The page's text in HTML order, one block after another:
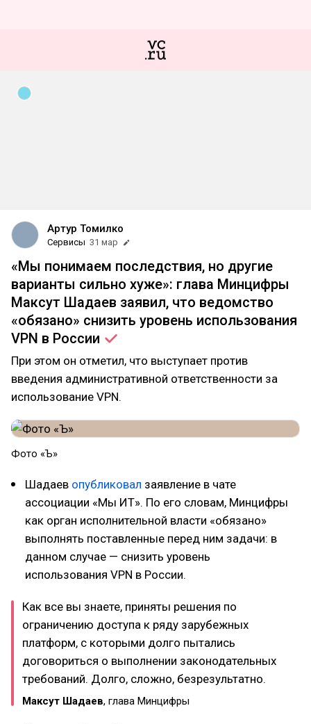
Артур Томилко
Сервисы 31 мар
«Мы понимаем последствия, но другие
варианты сильно хуже»: глава Минцифры
Максут Шадаев заявил, что ведомство
«обязано» снизить уровень использования
VPN в России
При этом он отметил, что выступает против
введения административной ответственности за
использование VPN.
Фото «Ъ»
Шадаев опубликовал заявление в чате
ассоциации «Мы ИТ». По его словам, Минцифры
как орган исполнительной власти «обязано»
выполнять поставленные перед ним задачи: в
данном случае — снизить уровень
использования VPN в России.
Как все вы знаете, приняты решения по
ограничению доступа к ряду зарубежных
платформ, с которыми долго пытались
договориться о выполнении законодательных
требований. Долго, сложно, безрезультатно.
Максут Шадаев, глава Минцифры